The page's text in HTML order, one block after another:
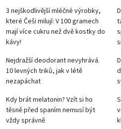
3 nejškodlivější mléčné výrobky,
které Češi milují: V 100 gramech
mají více cukru než dvě kostky do
kávy!
Nejdražší deodorant nevyhrává.
10 levných triků, jak v létě
nezapáchat
Kdy brát melatonin? Vzít si ho
těsně před spaním nemusí být
vždy správně